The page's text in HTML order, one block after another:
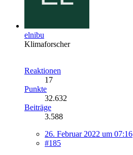
elnibu
Klimaforscher
Reaktionen
17
Punkte
32.632
Beiträge
3.588
26. Februar 2022 um 07:16
#185